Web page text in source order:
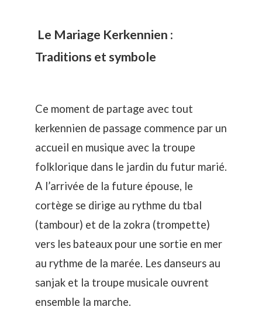
Le Mariage Kerkennien :
Traditions et symbole
Ce moment de partage avec tout
kerkennien de passage commence par un
accueil en musique avec la troupe
folklorique dans le jardin du futur marié.
A l’arrivée de la future épouse, le
cortège se dirige au rythme du tbal
(tambour) et de la zokra (trompette)
vers les bateaux pour une sortie en mer
au rythme de la marée. Les danseurs au
sanjak et la troupe musicale ouvrent
ensemble la marche.